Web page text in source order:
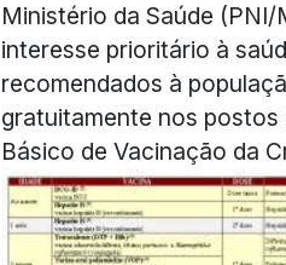
Ministério da Saúde
interesse prioritário à
recomendados à
gratuitamente nos postos
Básico de Vacinação da